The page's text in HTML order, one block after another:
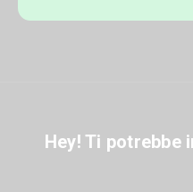
Hey! Ti potrebbe